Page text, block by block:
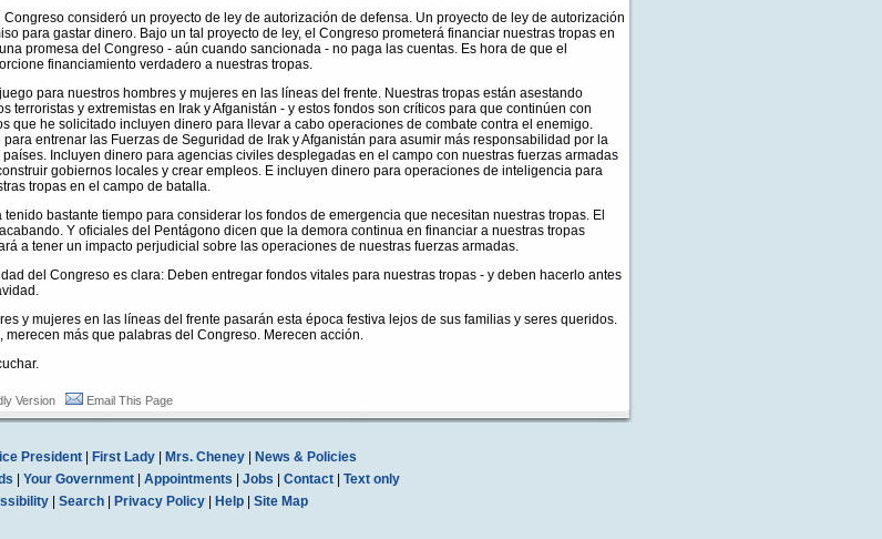
Congreso consideró un proyecto de ley de autorización de defensa. Un proyecto de ley de autorización
para gastar dinero. Bajo un tal proyecto de ley, el Congreso prometerá financiar nuestras tropas en
promesa del Congreso - aún cuando sancionada - no paga las cuentas. Es hora de que el
financiamiento verdadero a nuestras tropas.
para nuestros hombres y mujeres en las líneas del frente. Nuestras tropas están asestando
terroristas y extremistas en Irak y Afganistán - y estos fondos son críticos para que continúen con
que he solicitado incluyen dinero para llevar a cabo operaciones de combate contra el enemigo.
para entrenar las Fuerzas de Seguridad de Irak y Afganistán para asumir más responsabilidad por la
Incluyen dinero para agencias civiles desplegadas en el campo con nuestras fuerzas armadas
gobiernos locales y crear empleos. E incluyen dinero para operaciones de inteligencia para
tropas en el campo de batalla.
tenido bastante tiempo para considerar los fondos de emergencia que necesitan nuestras tropas. El
Y oficiales del Pentágono dicen que la demora continua en financiar a nuestras tropas
a tener un impacto perjudicial sobre las operaciones de nuestras fuerzas armadas.
del Congreso es clara: Deben entregar fondos vitales para nuestras tropas - y deben hacerlo antes
y mujeres en las líneas del frente pasarán esta época festiva lejos de sus familias y seres queridos.
merecen más que palabras del Congreso. Merecen acción.
Version Email This Page
President| First Lady| Mrs. Cheney|
News & Policies
Your Government| Appointments Jobs Contact| Text only
Search Privacy Policy Help Site Map